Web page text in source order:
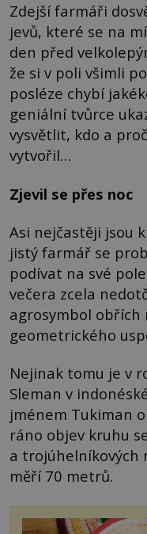
Zdejší farmáři
jevů, které se na
den před
že si v poli všimli
posléze chybí
geniální tvůrce
vysvětlit, kdo a
vytvořil…
Zjevil se přes noc
Asi nejčastěji jsou
jistý farmář se
podívat na své
večera zcela
agrosymbol obřích
geometrického
Nejinak tomu je v
Sleman v
jménem Tukiman
ráno objev kruhu
a trojúhelníkových
měří 70 metrů.